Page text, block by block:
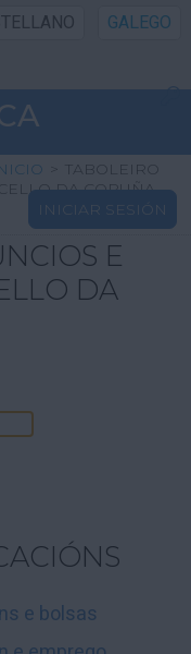
GALEGO
> TABOLEIRO
DA CORUÑA
INICIAR SESIÓN
E
DA
e bolsas